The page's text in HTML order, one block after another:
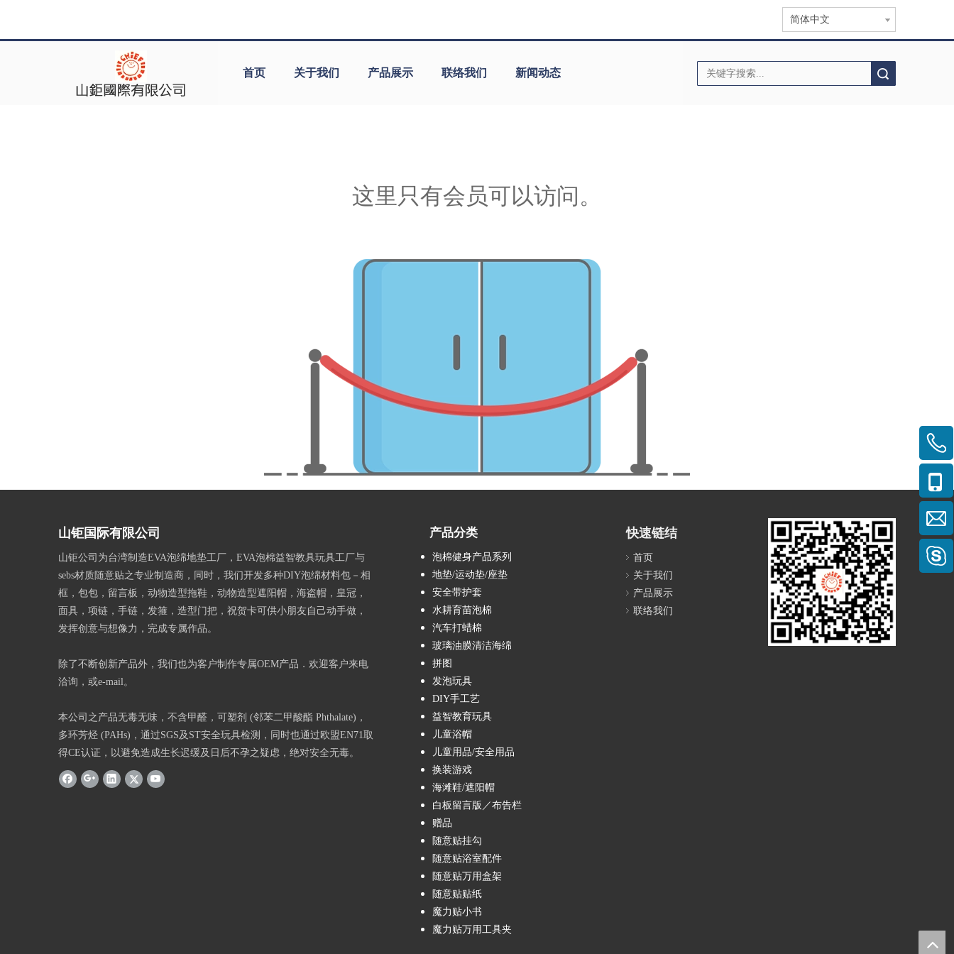
简体中文
首页 关于我们 产品展示 联络我们 新闻动态
这里只有会员可以访问。
山钜国际有限公司
山钜公司为台湾制造EVA泡绵地垫工厂，EVA泡棉益智教具玩具工厂与
sebs材质随意贴之专业制造商，同时，我们开发多种DIY泡绵材料包－相
框，包包，留言板，动物造型拖鞋，动物造型遮阳帽，海盗帽，皇冠，
面具，项链，手链，发箍，造型门把，祝贺卡可供小朋友自己动手做，
发挥创意与想像力，完成专属作品。
除了不断创新产品外，我们也为客户制作专属OEM产品．欢迎客户来电
洽询，或e-mail。
本公司之产品无毒无味，不含甲醛，可塑剂 (邻苯二甲酸酯 Phthalate)，
多环芳烃 (PAHs)，通过SGS及ST安全玩具检测，同时也通过欧盟EN71取
得CE认证，以避免造成生长迟缓及日后不孕之疑虑，绝对安全无毒。
产品分类
泡棉健身产品系列
地垫/运动垫/座垫
安全带护套
水耕育苗泡棉
汽车打蜡棉
玻璃油膜清洁海绵
拼图
发泡玩具
DIY手工艺
益智教育玩具
儿童浴帽
儿童用品/安全用品
换装游戏
海滩鞋/遮阳帽
白板留言版／布告栏
赠品
随意贴挂勾
随意贴浴室配件
随意贴万用盒架
随意贴贴纸
魔力贴小书
魔力贴万用工具夹
快速链结
首页
关于我们
产品展示
联络我们